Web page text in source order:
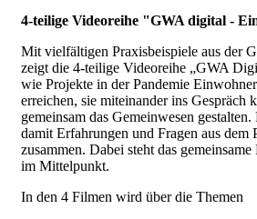
4-teilige Videoreihe "GWA digital -
Mit vielfältigen Praxisbeispiele aus der
zeigt die 4-teilige Videoreihe „GWA
wie Projekte in der Pandemie
erreichen, sie miteinander ins Gespräch
gemeinsam das Gemeinwesen
damit Erfahrungen und Fragen aus dem
zusammen. Dabei steht das
im Mittelpunkt.
In den 4 Filmen wird über die Themen